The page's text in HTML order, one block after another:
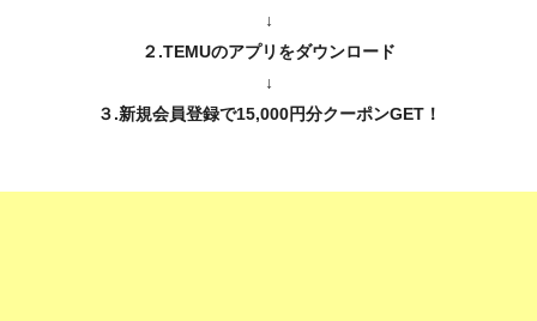
↓
２.TEMUのアプリをダウンロード
↓
３.新規会員登録で15,000円分クーポンGET！